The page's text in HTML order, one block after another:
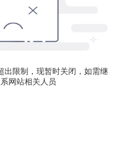
出限制，现暂时关闭，如需继
网站相关人员